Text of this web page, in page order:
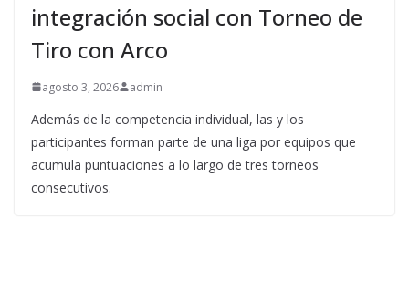
integración social con Torneo de
Tiro con Arco
agosto 3, 2026 admin
Además de la competencia individual, las y los
participantes forman parte de una liga por equipos que
acumula puntuaciones a lo largo de tres torneos
consecutivos.